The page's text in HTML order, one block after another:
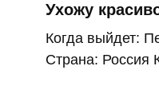
Ухожу
Когда выйдет:
Страна: Россия